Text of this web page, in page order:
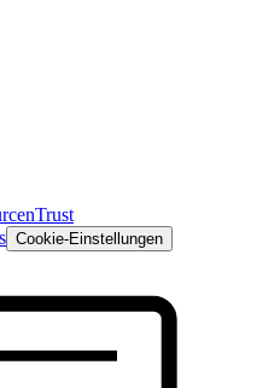
Trust
Cookie-Einstellungen